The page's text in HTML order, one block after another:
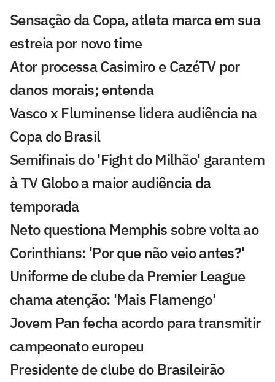
Sensação da Copa, atleta marca em sua
estreia por novo time
Ator processa Casimiro e CazéTV por
danos morais; entenda
Vasco x Fluminense lidera audiência na
Copa do Brasil
Semifinais do 'Fight do Milhão' garantem
à TV Globo a maior audiência da
temporada
Neto questiona Memphis sobre volta ao
Corinthians: 'Por que não veio antes?'
Uniforme de clube da Premier League
chama atenção: 'Mais Flamengo'
Jovem Pan fecha acordo para transmitir
campeonato europeu
Presidente de clube do Brasileirão